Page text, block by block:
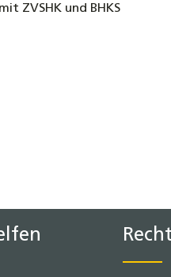
ZVSHK und BHKS